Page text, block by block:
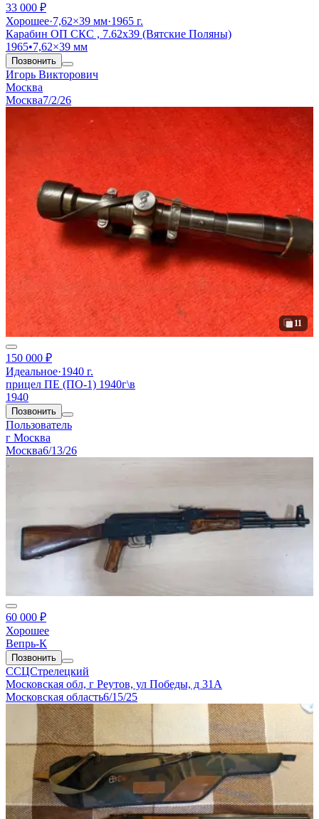
33 000 ₽
Хорошее·7,62×39 мм·1965 г.
Карабин ОП СКС , 7.62х39 (Вятские Поляны)
1965•7,62×39 мм
Позвонить
Игорь Викторович
Москва
Москва7/2/26
11
150 000 ₽
Идеальное·1940 г.
прицел ПЕ (ПО-1) 1940г\в
1940
Позвонить
Пользователь
г Москва
Москва6/13/26
60 000 ₽
Хорошее
Вепрь-К
Позвонить
ССЦСтрелецкий
Московская обл, г Реутов, ул Победы, д 31А
Московская область6/15/25